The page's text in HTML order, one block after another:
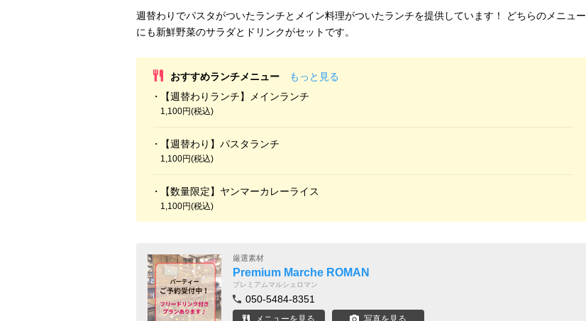
週替わりでパスタがついたランチとメイン料理がついたランチを提供しています！ どちらのメニュー
にも新鮮野菜のサラダとドリンクがセットです。
おすすめランチメニュー
もっと見る
【週替わりランチ】メインランチ
1,100円(税込)
【週替わり】パスタランチ
1,100円(税込)
【数量限定】ヤンマーカレーライス
1,100円(税込)
厳選素材
Premium Marche ROMAN
プレミアムマルシェロマン
050-5484-8351
メニューを見る 写真を見る